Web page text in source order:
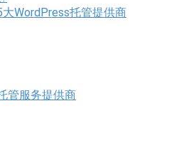
WordPress托管提供商
管服务提供商